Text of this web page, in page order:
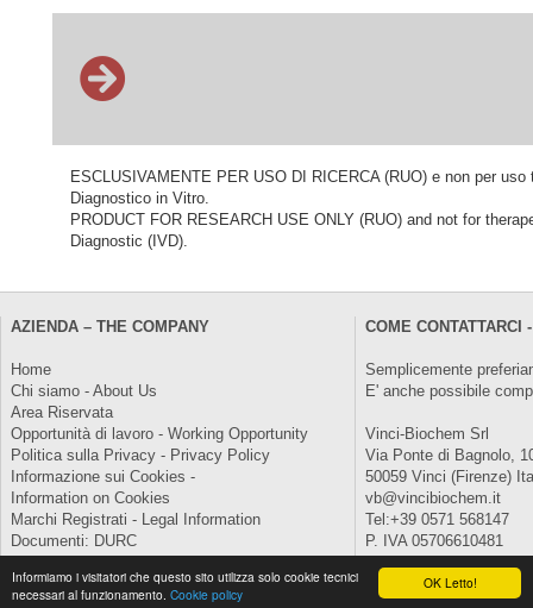
OK Letto!
Informiamo i visitatori che questo sito utilizza solo cookie tecnici
necessari al funzionamento. Cookie policy
ESCLUSIVAMENTE PER USO DI RICERCA (RUO) e non per
Diagnostico in Vitro.
PRODUCT FOR RESEARCH USE ONLY (RUO) and not for
Diagnostic (IVD).
AZIENDA – THE COMPANY
Home
Chi siamo - About Us
Area Riservata
Opportunità di lavoro - Working Opportunity
Politica sulla Privacy - Privacy Policy
Informazione sui Cookies -
Information on Cookies
Marchi Registrati - Legal Information
Documenti: DURC
COME CONTATTARCI
Semplicemente
E' anche possibile
Vinci-Biochem Srl
Via Ponte di Bagnolo,
50059 Vinci (Firenze)
vb@vincibiochem.it
Tel:+39 0571 568147
P. IVA 05706610481
Copyright © 2026 All Rights Reserved.